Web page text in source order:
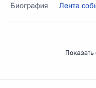
Биография Лента